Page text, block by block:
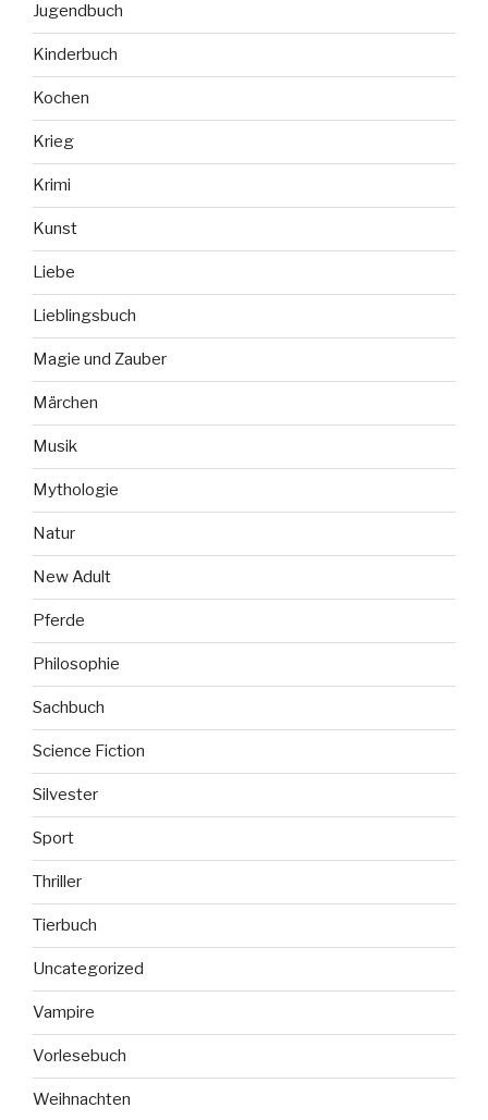
Jugendbuch
Kinderbuch
Kochen
Krieg
Krimi
Kunst
Liebe
Lieblingsbuch
Magie und Zauber
Märchen
Musik
Mythologie
Natur
New Adult
Pferde
Philosophie
Sachbuch
Science Fiction
Silvester
Sport
Thriller
Tierbuch
Uncategorized
Vampire
Vorlesebuch
Weihnachten